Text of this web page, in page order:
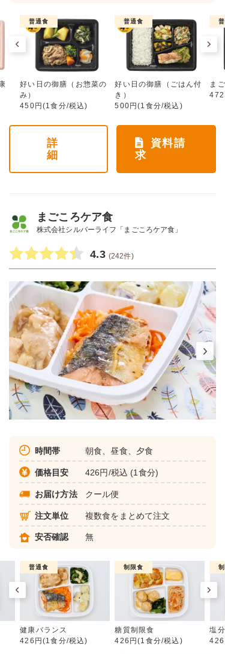
普通食
好い日の御膳（お惣菜の
み）
450円(1食分/税込)
普通食
好い日の御膳（ごはん付
き）
500円(1食分/税込)
ま
詳
細
資料請
求
まごころケア食
株式会社シルバーライフ「まごころケア食」
4.3 (242件)
時間帯 朝食、昼食、夕食
価格目安 426円/税込 (1食分)
お届け方法 クール便
注文単位 複数食をまとめて注文
安否確認 無
普通食
健康バランス
426円(1食分/税込)
制限食
糖質制限食
426円(1食分/税込)
塩